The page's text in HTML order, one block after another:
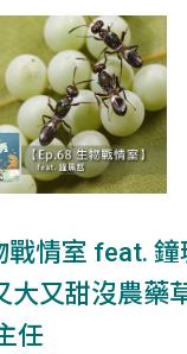
戰情室 feat. 鐘
大又甜沒農藥
任